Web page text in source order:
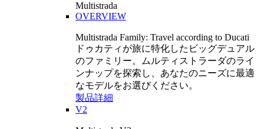
Multistrada
OVERVIEW
Multistrada Family: Travel according to Ducati
ドゥカティが旅に特化したビッグデュアル
のファミリー。ムルティストラーダのライ
ンナップを探索し、あなたのニーズに最適
なモデルをお選びください。
製品詳細
V2